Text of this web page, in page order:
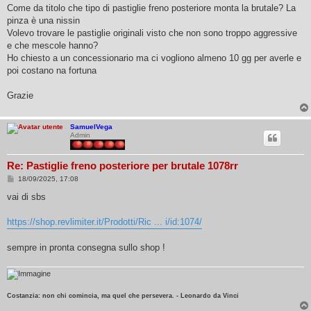
s
a
g
i
o
Come da titolo che tipo di pastiglie freno posteriore monta la brutale? La
pinza è una nissin
Volevo trovare le pastiglie originali visto che non sono troppo aggressive
e che mescole hanno?
Ho chiesto a un concessionario ma ci vogliono almeno 10 gg per averle e
poi costano na fortuna
Grazie
SamuelVega
Admin
Re: Pastiglie freno posteriore per brutale 1078rr
M
s
g
g
o
18/09/2025, 17:08
vai di sbs
https://shop.revlimiter.it/Prodotti/Ric ... i/id:1074/
sempre in pronta consegna sullo shop !
Costanzia: non chi comincia, ma quel che persevera. - Leonardo da Vinci